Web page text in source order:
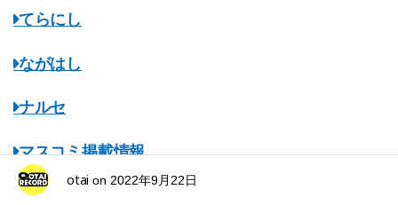
てらにし
ながはし
ナルセ
マスコミ掲載情報
みちのくオタレコ
otai on 2022年9月22日